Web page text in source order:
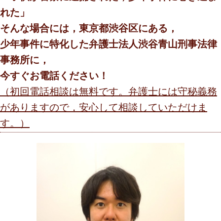
れた」
そんな場合には，東京都渋谷区にある，
少年事件に特化した弁護士法人渋谷青山刑事法律
事務所に，
今すぐお電話ください！
（初回電話相談は無料です。弁護士には守秘義務
がありますので，安心して相談していただけま
す。）